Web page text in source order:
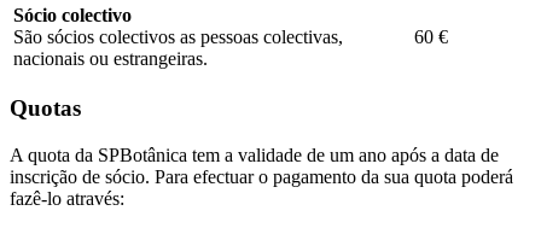
Sócio colectivo
São sócios colectivos as pessoas colectivas,
nacionais ou estrangeiras.
60 €
Quotas
A quota da SPBotânica tem a validade de um ano após a data de
inscrição de sócio. Para efectuar o pagamento da sua quota poderá
fazê-lo através: